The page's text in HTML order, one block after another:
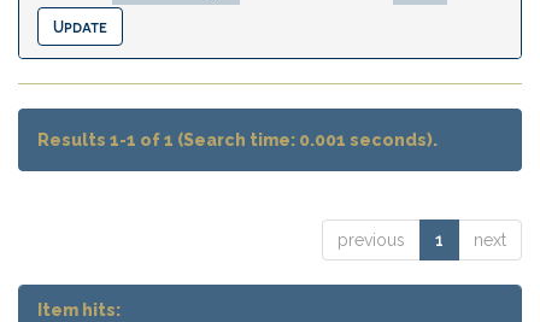
Results 1-1 of 1 (Search time: 0.001 seconds).
previous 1 next
Item hits: